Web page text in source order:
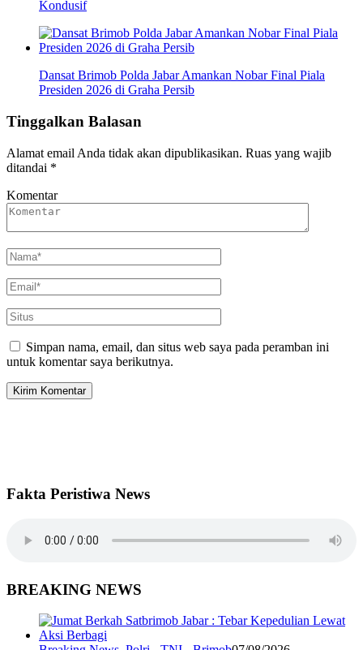
Kondusif
Dansat Brimob Polda Jabar Amankan Nobar Final Piala
Presiden 2026 di Graha Persib
Tinggalkan Balasan
Alamat email Anda tidak akan dipublikasikan. Ruas yang wajib
ditandai *
Komentar
Simpan nama, email, dan situs web saya pada peramban ini
untuk komentar saya berikutnya.
Fakta Peristiwa News
BREAKING NEWS